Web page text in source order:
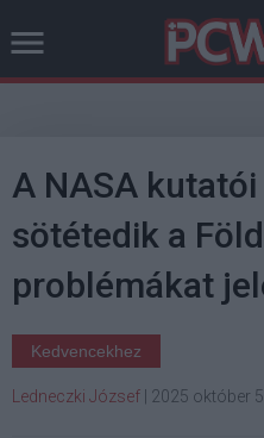
A NASA
sötétedik a
problémákat
Kedvencekhez
Ledneczki József 2025 október